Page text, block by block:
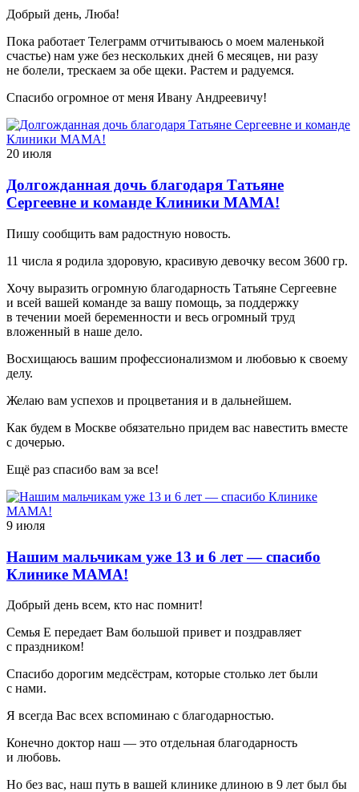
Добрый день, Люба!
Пока работает Телеграмм отчитываюсь о моем маленькой
счастье) нам уже без нескольких дней 6 месяцев, ни разу
не болели, трескаем за обе щеки. Растем и радуемся.
Спасибо огромное от меня Ивану Андреевичу!
20 июля
Долгожданная дочь благодаря Татьяне
Сергеевне и команде Клиники МАМА!
Пишу сообщить вам радостную новость.
11 числа я родила здоровую, красивую девочку весом 3600 гр.
Хочу выразить огромную благодарность Татьяне Сергеевне
и всей вашей команде за вашу помощь, за поддержку
в течении моей беременности и весь огромный труд
вложенный в наше дело.
Восхищаюсь вашим профессионализмом и любовью к своему
делу.
Желаю вам успехов и процветания и в дальнейшем.
Как будем в Москве обязательно придем вас навестить вместе
с дочерью.
Ещё раз спасибо вам за все!
9 июля
Нашим мальчикам уже 13 и 6 лет — спасибо
Клинике МАМА!
Добрый день всем, кто нас помнит!
Семья Е передает Вам большой привет и поздравляет
с праздником!
Спасибо дорогим медсёстрам, которые столько лет были
с нами.
Я всегда Вас всех вспоминаю с благодарностью.
Конечно доктор наш — это отдельная благодарность
и любовь.
Но без вас, наш путь в вашей клинике длиною в 9 лет был бы